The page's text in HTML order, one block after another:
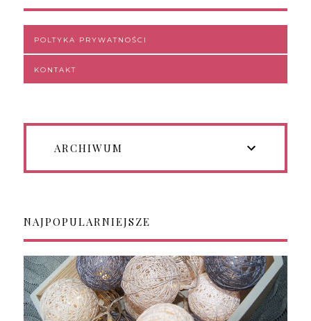
POLTYKA PRYWATNOŚCI
KONTAKT
ARCHIWUM
NAJPOPULARNIEJSZE